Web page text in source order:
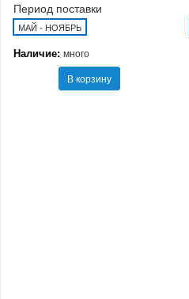
Период поставки
МАЙ - НОЯБРЬ
Наличие: много
В корзину